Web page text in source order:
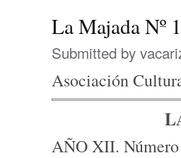
La Majada Nº
Submitted by
Asociación
AÑO XII.